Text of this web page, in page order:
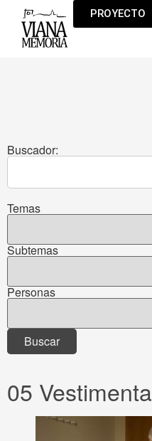
PROYECTO
Buscador:
Temas
Subtemas
Personas
05 Vestimenta